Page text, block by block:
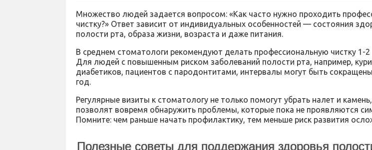
Множество людей задается вопросом: «Как часто нужно проходить
чистку?» Ответ зависит от индивидуальных особенностей — состояния
полости рта, образа жизни, возраста и даже питания.
В среднем стоматологи рекомендуют делать профессиональную чистку 1-2
Для людей с повышенным риском заболеваний полости рта, например,
диабетиков, пациентов с пародонтитами, интервалы могут быть
год.
Регулярные визиты к стоматологу не только помогут убрать налет и
позволят вовремя обнаружить проблемы, которые пока не проявляются
Помните: чем раньше начать профилактику, тем меньше риск развития
Полезные советы для поддержания здоровья